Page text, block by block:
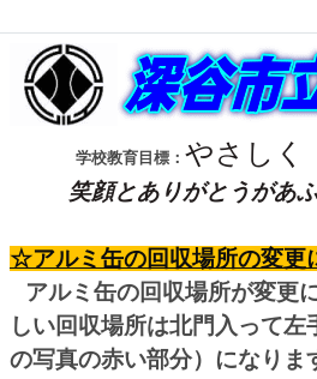
学校教育目標： やさしく
笑顔とありがとうがあ
☆アルミ缶の回収場所の変
アルミ缶の回収場所が変更
しい回収場所は北門入って左
の写真の赤い部分）になりま